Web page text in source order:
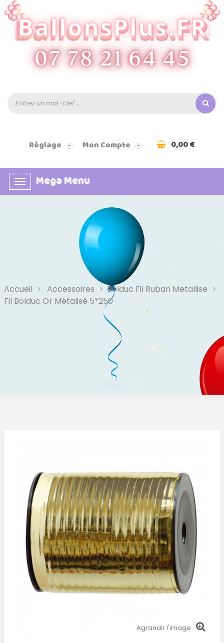
Réglage Mon Compte 0,00 €
Basculer
la
Mega Menu
Accueil Accessoires
Bolduc Fil Ruban Metallise
Fil Bolduc Or Métalisé 5*250
Agrandir l'image